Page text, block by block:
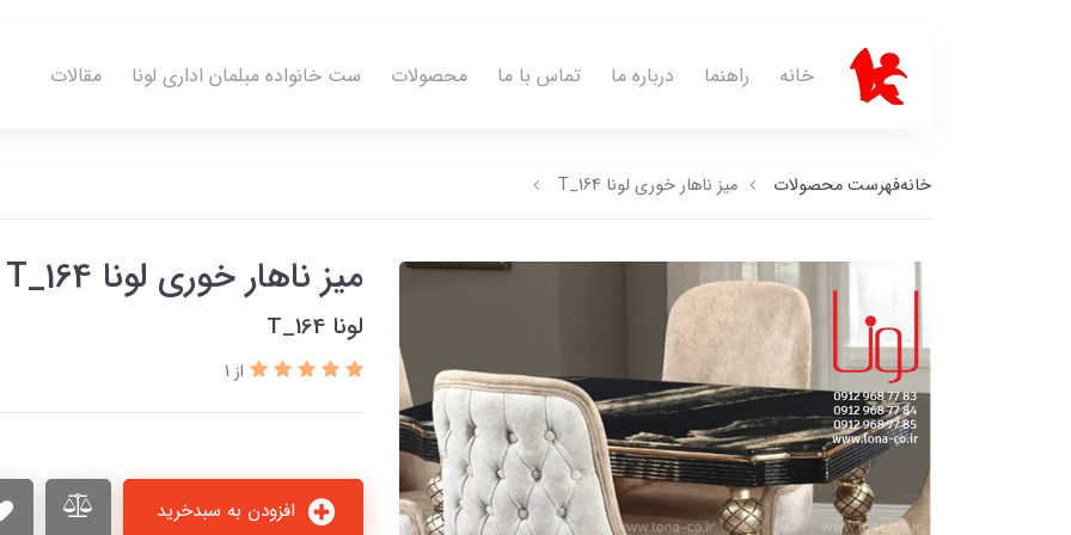
خانه راهنما درباره ما تماس با ما محصولات ست خانواده مبلمان اداری لونا مقالات
خانهفهرست محصولات میز ناهار خوری لونا T_164
میز ناهار خوری لونا T_164
لونا T_164
از 1